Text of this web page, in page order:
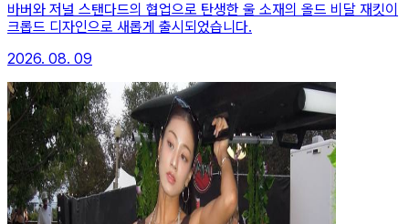
바버와 저널 스탠다드의 협업으로 탄생한 울 소재의 올드 비달 재킷이
크롭드 디자인으로 새롭게 출시되었습니다.
2026. 08. 09